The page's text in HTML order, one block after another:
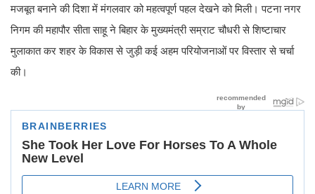
मजबूत बनाने की दिशा में मंगलवार को महत्वपूर्ण पहल देखने को मिली। पटना नगर
निगम की महापौर सीता साहू ने बिहार के मुख्यमंत्री सम्राट चौधरी से शिष्टाचार
मुलाकात कर शहर के विकास से जुड़ी कई अहम परियोजनाओं पर विस्तार से चर्चा
की।